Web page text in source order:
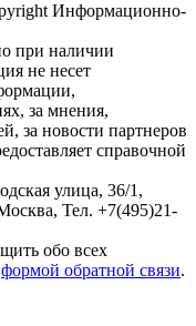
Информационно-
при наличии
не несет
за мнения,
за новости партнеров
справочной
улица, 36/1,
Тел. +7(495)21-
обо всех
формой обратной связи.